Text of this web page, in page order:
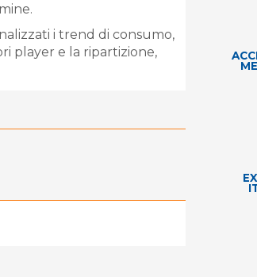
i trend di consumo,
player e la ripartizione,